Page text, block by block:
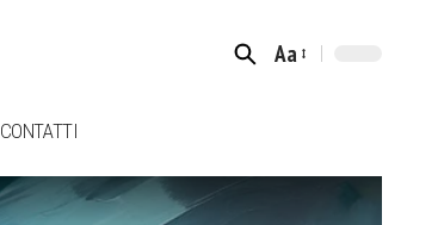
Font
Aa
CONTATTI